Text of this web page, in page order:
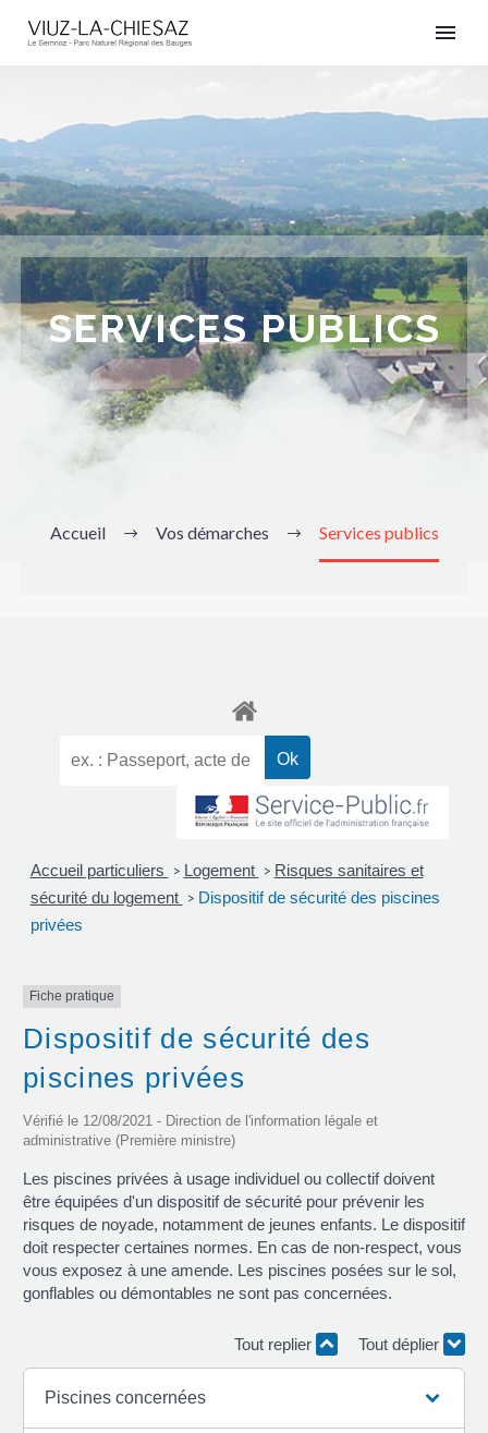
SERVICES PUBLICS
Accueil Vos démarches Services publics
Accueil particuliers > Logement > Risques sanitaires et
sécurité du logement > Dispositif de sécurité des piscines
privées
Fiche pratique
Dispositif de sécurité des
piscines privées
Vérifié le 12/08/2021 - Direction de l'information légale et
administrative (Première ministre)
Les piscines privées à usage individuel ou collectif doivent
être équipées d'un dispositif de sécurité pour prévenir les
risques de noyade, notamment de jeunes enfants. Le dispositif
doit respecter certaines normes. En cas de non-respect, vous
vous exposez à une amende. Les piscines posées sur le sol,
gonflables ou démontables ne sont pas concernées.
Tout replier Tout déplier
Piscines concernées